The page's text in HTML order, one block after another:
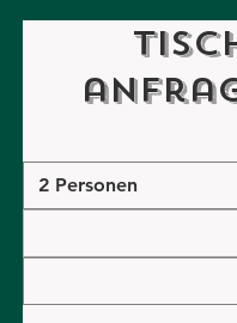
2 Personen